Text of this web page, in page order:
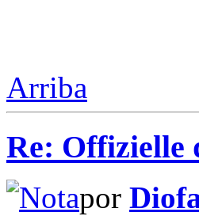
Arriba
Re: Offizielle
por